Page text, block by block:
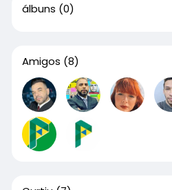
álbuns (0)
Amigos (8)